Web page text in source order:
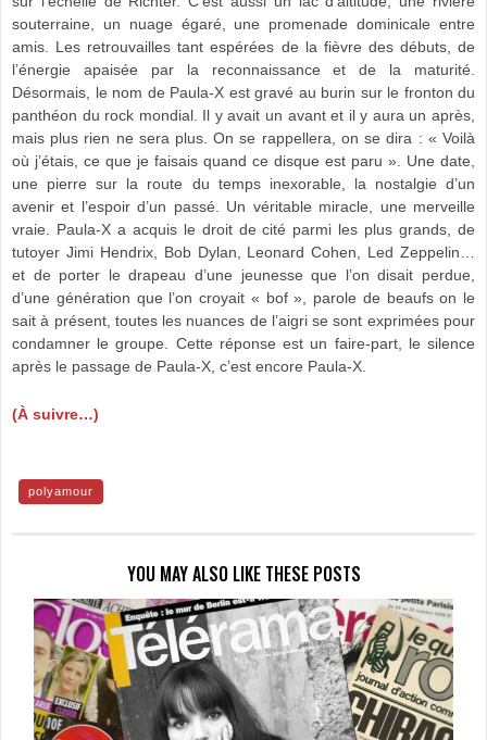
souterraine, un nuage égaré, une promenade dominicale entre
amis. Les retrouvailles tant espérées de la fièvre des débuts, de
l’énergie apaisée par la reconnaissance et de la maturité.
Désormais, le nom de Paula-X est gravé au burin sur le fronton du
panthéon du rock mondial. Il y avait un avant et il y aura un après,
mais plus rien ne sera plus. On se rappellera, on se dira : « Voilà
où j’étais, ce que je faisais quand ce disque est paru ». Une date,
une pierre sur la route du temps inexorable, la nostalgie d’un
avenir et l’espoir d’un passé. Un véritable miracle, une merveille
vraie. Paula-X a acquis le droit de cité parmi les plus grands, de
tutoyer Jimi Hendrix, Bob Dylan, Leonard Cohen, Led Zeppelin…
et de porter le drapeau d’une jeunesse que l’on disait perdue,
d’une génération que l’on croyait « bof », parole de beaufs on le
sait à présent, toutes les nuances de l’aigri se sont exprimées pour
condamner le groupe. Cette réponse est un faire-part, le silence
après le passage de Paula-X, c’est encore Paula-X.
(À suivre…)
polyamour
YOU MAY ALSO LIKE THESE POSTS